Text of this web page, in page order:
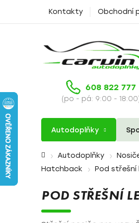
Kontakty Obchodní
608 822 777
(po - pá: 9:00 -
Autodoplňky
Domů Autodoplňky
Hatchback
Pod střešní
POD STŘEŠNÍ